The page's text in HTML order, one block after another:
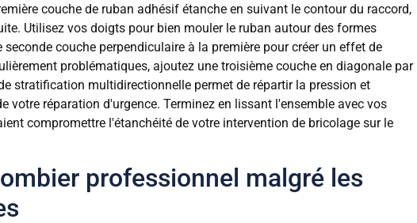
couche de ruban adhésif étanche en suivant le contour du raccord,
Utilisez vos doigts pour bien mouler le ruban autour des formes
couche perpendiculaire à la première pour créer un effet de
problématiques, ajoutez une troisième couche en diagonale par
stratification multidirectionnelle permet de répartir la pression et
votre réparation d'urgence. Terminez en lissant l'ensemble avec vos
compromettre l'étanchéité de votre intervention de bricolage sur le
professionnel malgré les